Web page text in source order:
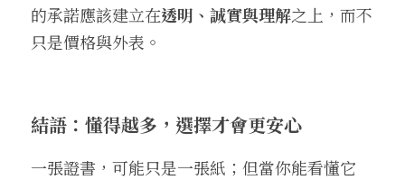
的承諾應該建立在透明、誠實與理解之上，而不
只是價格與外表。
結語：懂得越多，選擇才會更安心
一張證書，可能只是一張紙；但當你能看懂它